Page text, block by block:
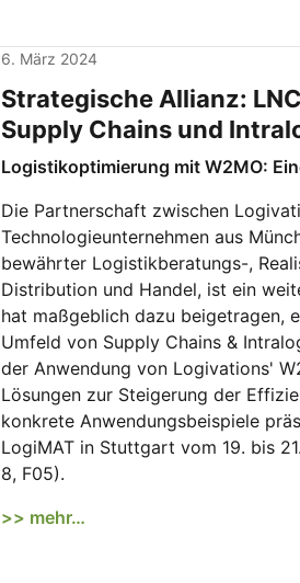
6. März 2024
Strategische Allianz:
Supply Chains und
Logistikoptimierung mit W2MO:
Die Partnerschaft zwischen
Technologieunternehmen aus
bewährter Logistikberatungs-,
Distribution und Handel, ist ein
hat maßgeblich dazu beigetragen,
Umfeld von Supply Chains &
der Anwendung von Logivations'
Lösungen zur Steigerung der
konkrete Anwendungsbeispiele
LogiMAT in Stuttgart vom 19. bis
8, F05).
>> mehr…